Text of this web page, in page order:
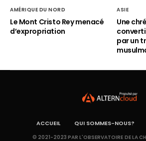
AMÉRIQUE DU NORD
Le Mont Cristo Rey menacé
d’expropriation
ASIE
Une
par un
ACCUEIL QUI SOMMES-NOUS?
© 2021-2023 PAR L'OBSERVATOIRE DE LA